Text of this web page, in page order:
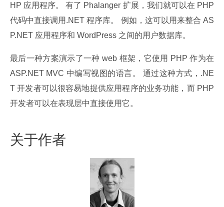
HP 应用程序。 有了 Phalanger 扩展，我们就可以在 PHP
代码中直接调用.NET 程序库。 例如，这可以用来整合 AS
P.NET 应用程序和 WordPress 之间的用户数据库。
最后一种方案演示了一种 web 框架，它使用 PHP 作为在
ASP.NET MVC 中编写视图的语言。 通过这种方式，.NE
T 开发者可以很容易地提供应用程序的业务功能，而 PHP
开发者可以在表现层中直接使用它。
关于作者